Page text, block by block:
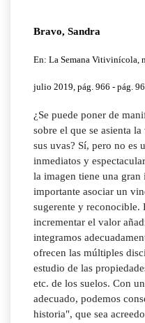
Bravo, Sandra
En: La Semana Vitivinícola,
julio 2019, pág. 966 - pág.
¿Se puede poner de
sobre el que se asienta
sus uvas? Sí, pero no es
inmediatos y
la imagen tiene una
importante asociar un
sugerente y reconocible.
incrementar el valor
integramos
ofrecen las múltiples
estudio de las
etc. de los suelos. Con
adecuado, podemos
historia", que sea